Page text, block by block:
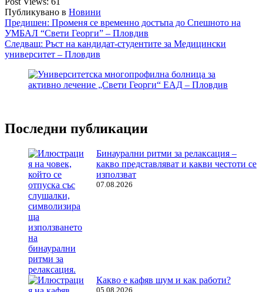
Публикувано в Новини
Навигация
Предишен: Променя се временно достъпа до Спешното на
УМБАЛ “Свети Георги” – Пловдив
Следващ: Ръст на кандидат-студентите за Медицински
университет – Пловдив
Последни публикации
Бинаурални ритми за релаксация –
какво представляват и какви честоти се
използват
07.08.2026
Какво е кафяв шум и как работи?
05.08.2026